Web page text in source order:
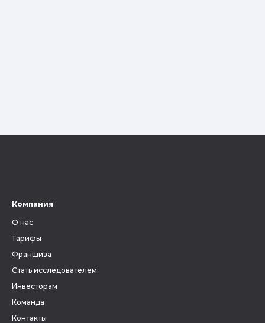
Компания
О нас
Тарифы
Франшиза
Стать исследователем
Инвесторам
Команда
Контакты